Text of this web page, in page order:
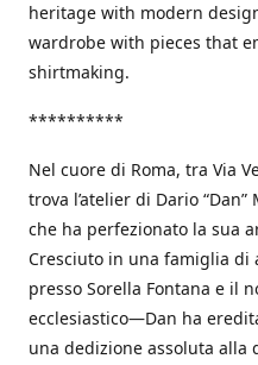
heritage with modern
wardrobe with pieces that
shirtmaking.
**********
Nel cuore di Roma, tra Via
trova l’atelier di Dario
che ha perfezionato la sua
Cresciuto in una famiglia
presso Sorella Fontana e il
ecclesiastico—Dan ha
una dedizione assoluta alla